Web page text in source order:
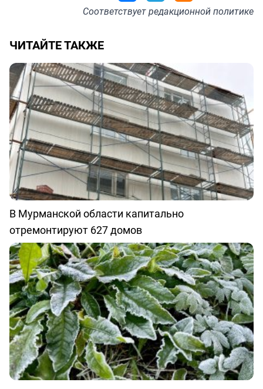
Соответствуетредакционной политике
ЧИТАЙТЕ ТАКЖЕ
В Мурманской области капитально
отремонтируют 627 домов